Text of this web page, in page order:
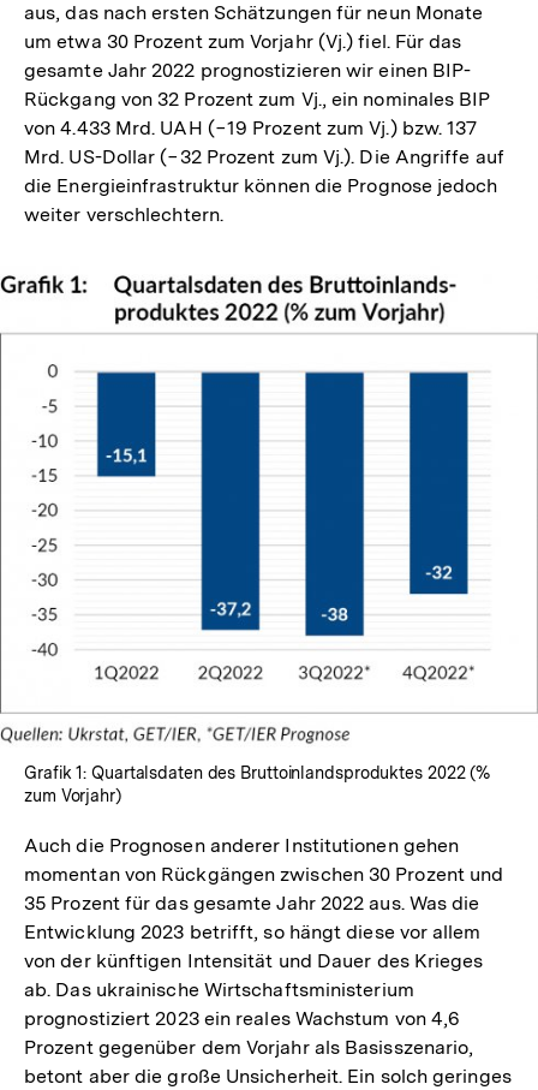
aus, das nach ersten Schätzungen für neun Monate
um etwa 30 Prozent zum Vorjahr (Vj.) fiel. Für das
gesamte Jahr 2022 prognostizieren wir einen BIP-
Rückgang von 32 Prozent zum Vj., ein nominales BIP
von 4.433 Mrd. UAH (−19 Prozent zum Vj.) bzw. 137
Mrd. US-Dollar (−32 Prozent zum Vj.). Die Angriffe auf
die Energieinfrastruktur können die Prognose jedoch
weiter verschlechtern.
In
Grafik 1: Quartalsdaten des Bruttoinlandsproduktes 2022 (%
zum Vorjahr)
Auch die Prognosen anderer Institutionen gehen
momentan von Rückgängen zwischen 30 Prozent und
35 Prozent für das gesamte Jahr 2022 aus. Was die
Entwicklung 2023 betrifft, so hängt diese vor allem
von der künftigen Intensität und Dauer des Krieges
ab. Das ukrainische Wirtschaftsministerium
prognostiziert 2023 ein reales Wachstum von 4,6
Prozent gegenüber dem Vorjahr als Basisszenario,
betont aber die große Unsicherheit. Ein solch geringes